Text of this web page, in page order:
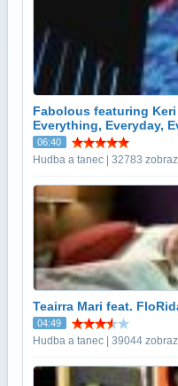
Fabolous featuring
Everything, Everyday,
06:40
Hudba a tanec | 32783
Teairra Mari feat.
04:49
Hudba a tanec | 39044